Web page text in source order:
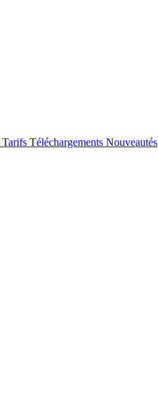
Tarifs Téléchargements Nouveautés